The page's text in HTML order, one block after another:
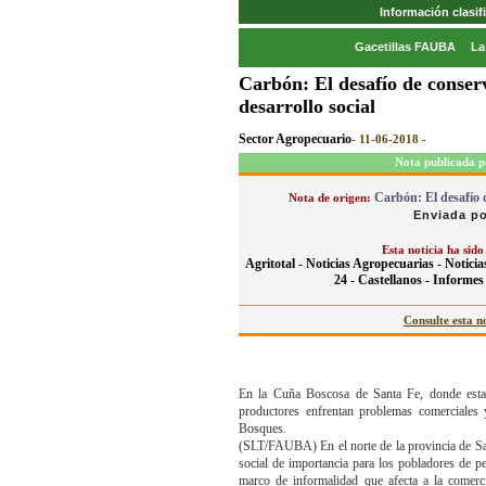
Información
Gacetillas FAUBA
Carbón: El desafío de
desarrollo social
Sector Agropecuario- 11-06-2018 -
Nota publicada
Nota de origen: Carbón: El desafío
Enviada
Esta noticia ha
Agritotal - Noticias Agropecuarias -
24 - Castellanos -
Consulte esta
En la Cuña Boscosa de Santa Fe, donde
productores enfrentan problemas
Bosques.
(SLT/FAUBA) En el norte de la provincia de
social de importancia para los pobladores de
marco de informalidad que afecta a la